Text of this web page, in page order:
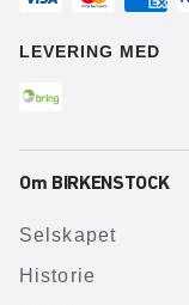
LEVERING MED
Om BIRKENSTOCK
Selskapet
Historie